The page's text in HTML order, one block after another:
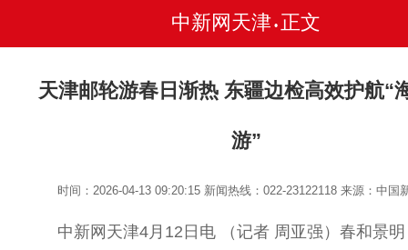
中新网天津 • 正文
天津邮轮游春日渐热 东疆边检高效护航“
游”
时间：2026-04-13 09:20:15 新闻热线：022-23122118来源：中国
中新网天津4月12日电 （记者 周亚强）春和景明